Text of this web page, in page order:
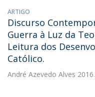
ARTIGO
Discurso
Guerra à Luz da
Leitura dos
Católico.
André Azevedo Alves